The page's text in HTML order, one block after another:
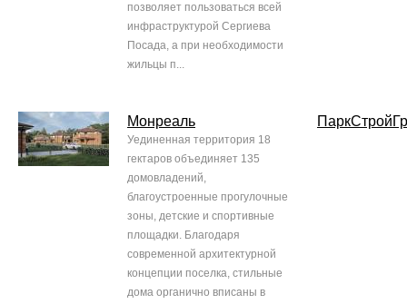
позволяет пользоваться всей
инфраструктурой Сергиева
Посада, а при необходимости
жильцы п...
Монреаль
Уединенная территория 18
гектаров объединяет 135
домовладений,
благоустроенные прогулочные
зоны, детские и спортивные
площадки. Благодаря
современной архитектурной
концепции поселка, стильные
дома органично вписаны в